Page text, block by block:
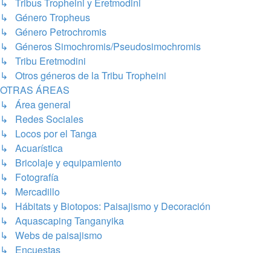
↳ Género Tropheus
↳ Género Petrochromis
↳ Géneros Simochromis/Pseudosimochromis
↳ Tribu Eretmodini
↳ Otros géneros de la Tribu Tropheini
OTRAS ÁREAS
↳ Área general
↳ Redes Sociales
↳ Locos por el Tanga
↳ Acuarística
↳ Bricolaje y equipamiento
↳ Fotografía
↳ Mercadillo
↳ Hábitats y Biotopos: Paisajismo y Decoración
↳ Aquascaping Tanganyika
↳ Webs de paisajismo
↳ Encuestas